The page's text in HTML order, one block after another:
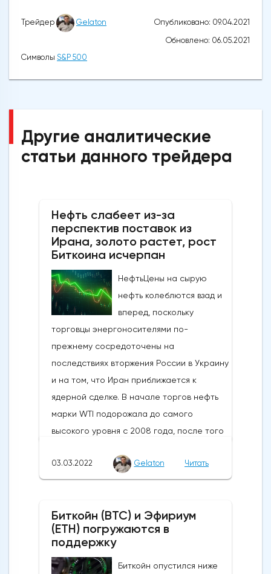
Трейдер Gelaton
Опубликовано: 09.04.2021
Обновлено: 06.05.2021
Символы S&P 500
Другие аналитические
статьи данного трейдера
Нефть слабеет из-за
перспектив поставок из
Ирана, золото растет, рост
Биткоина исчерпан
НефтьЦены на сырую
нефть колеблются взад и
вперед, поскольку
торговцы энергоносителями по-
прежнему сосредоточены на
последствиях вторжения России в Украину
и на том, что Иран приближается к
ядерной сделке. В начале торгов нефть
марки WTI подорожала до самого
высокого уровня с 2008 года, после того
украинский город Херсон. Ожидания
очередного раунда российско-
некоторую надежду на то, что возможное
прекращение огня может быть
согласовано, но переговоры, похоже,
были перенесены на начало следующей
03.03.2022 Gelaton Читать
Биткойн (BTC) и Эфириум
(ETH) погружаются в
поддержку
Биткойн опустился ниже